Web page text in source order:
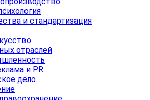
и стандартизация
отраслей
и PR
дело